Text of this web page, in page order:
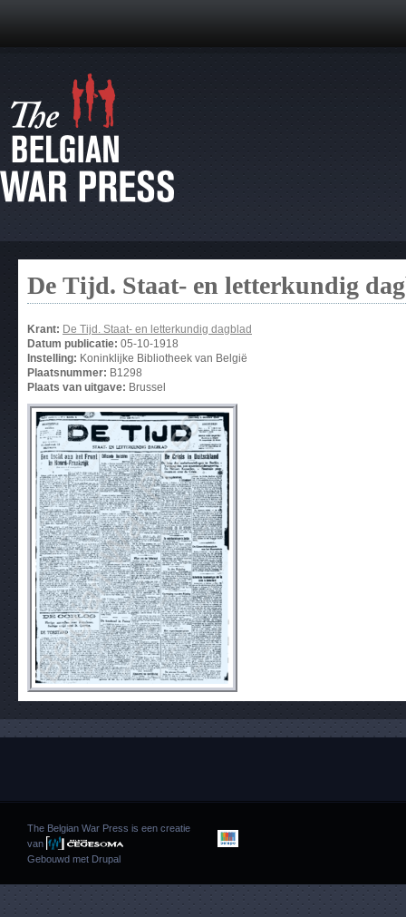
De Tijd. Staat- en letterkundig
Krant: De Tijd. Staat- en letterkundig dagblad
Datum publicatie: 05-10-1918
Instelling: Koninklijke Bibliotheek van België
Plaatsnummer: B1298
Plaats van uitgave: Brussel
The Belgian War Press is een creatie
van
Gebouwd met Drupal